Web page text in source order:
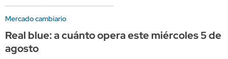
Mercado cambiario
Real blue: a cuánto opera este miércoles 5 de
agosto